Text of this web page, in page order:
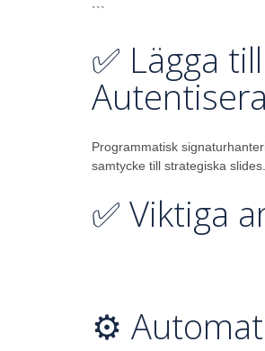
```
✅ Lägga
Programmatisk
samtycke till strategiska
✅ Viktiga
⚙️